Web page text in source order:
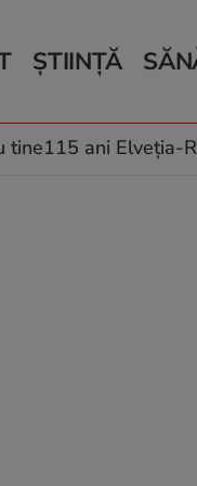
ȘTIINȚĂ
Schimbări Relații
tine115 ani Elveția-